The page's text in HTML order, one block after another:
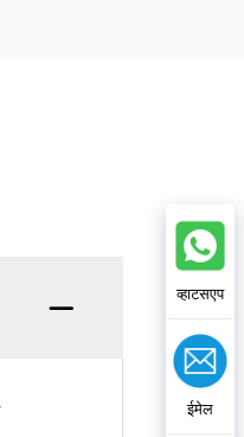
व्हाटसएप
ईमेल